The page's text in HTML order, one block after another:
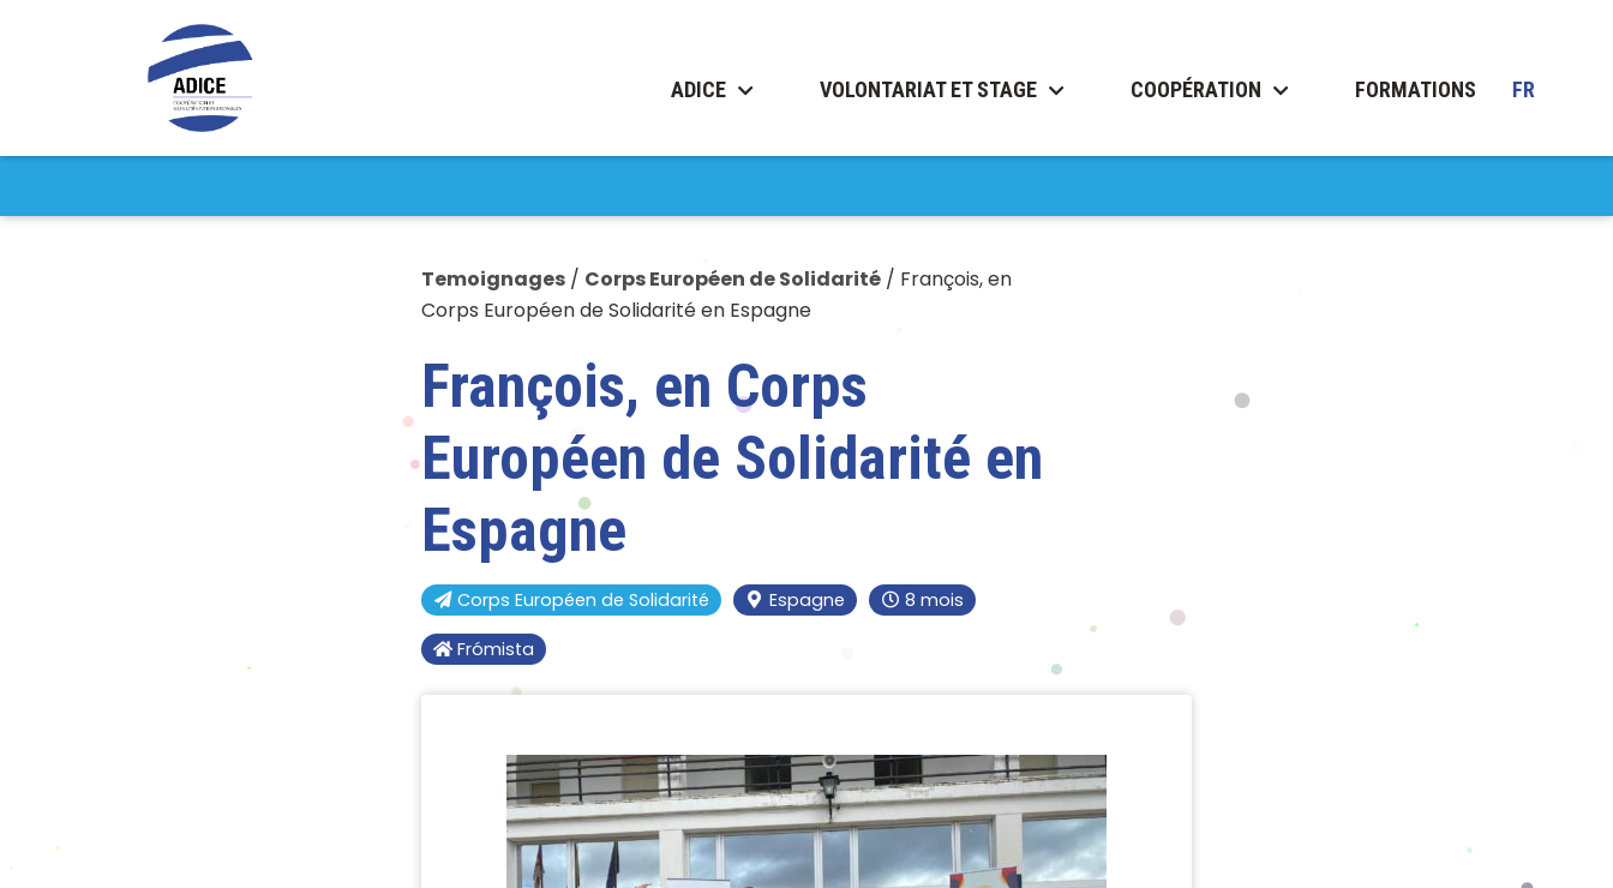
ADICE VOLONTARIAT ET STAGE COOPÉRATION FORMATIONS FR
Temoignages / Corps Européen de Solidarité / François, en
Corps Européen de Solidarité en Espagne
François, en Corps
Européen de Solidarité en
Espagne
Corps Européen de Solidarité Espagne 8 mois
Frómista